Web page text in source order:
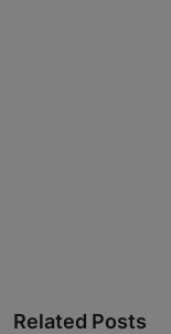
Related Posts